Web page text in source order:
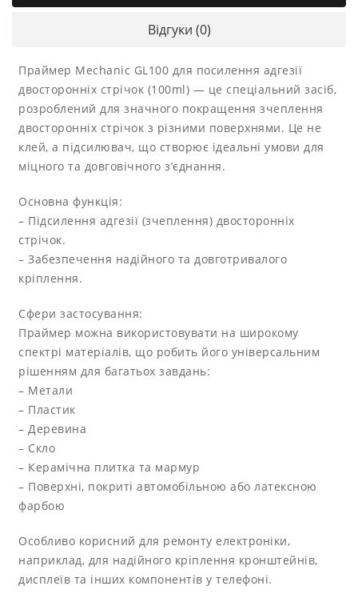
Відгуки (0)
Праймер Mechanic GL100 для посилення адгезії
двосторонніх стрічок (100ml) — це спеціальний засіб,
розроблений для значного покращення зчеплення
двосторонніх стрічок з різними поверхнями. Це не
клей, а підсилювач, що створює ідеальні умови для
міцного та довговічного з’єднання.
Основна функція:
– Підсилення адгезії (зчеплення) двосторонніх
стрічок.
– Забезпечення надійного та довготривалого
кріплення.
Сфери застосування:
Праймер можна використовувати на широкому
спектрі матеріалів, що робить його універсальним
рішенням для багатьох завдань:
– Метали
– Пластик
– Деревина
– Скло
– Керамічна плитка та мармур
– Поверхні, покриті автомобільною або латексною
фарбою
Особливо корисний для ремонту електроніки,
наприклад, для надійного кріплення кронштейнів,
дисплеїв та інших компонентів у телефоні.